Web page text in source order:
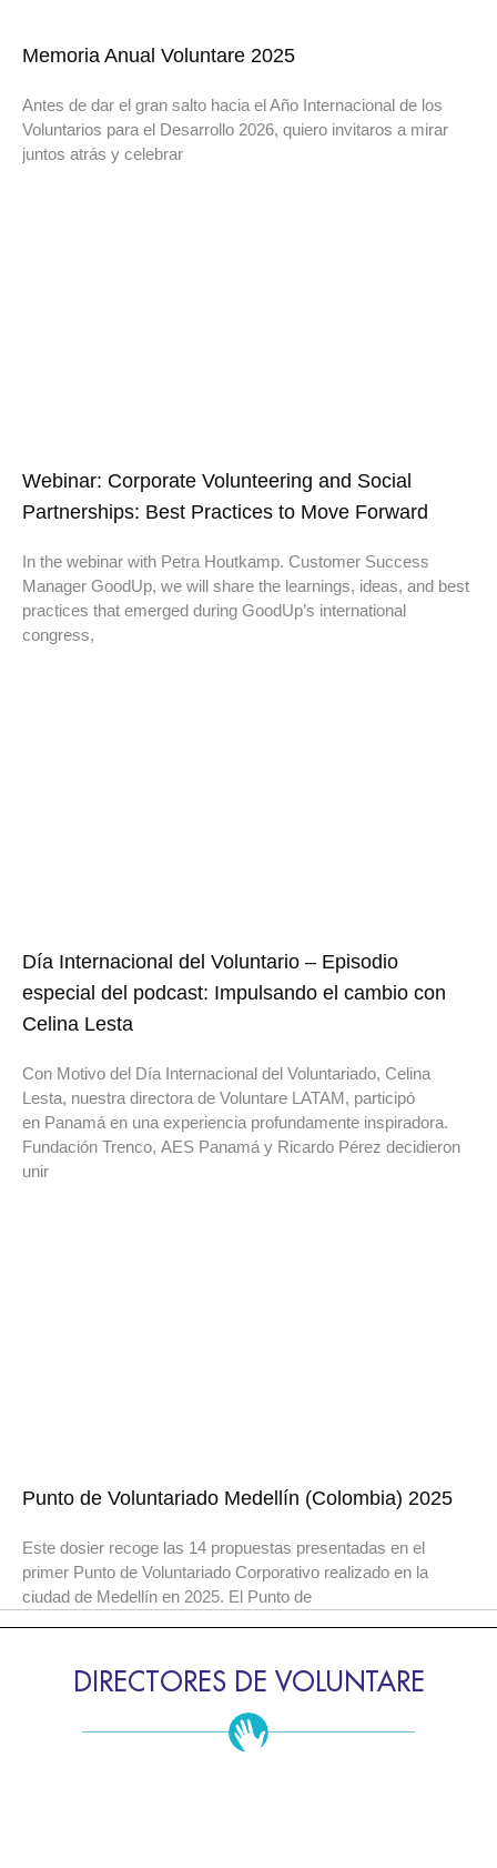
Memoria Anual Voluntare 2025
Antes de dar el gran salto hacia el Año Internacional de los
Voluntarios para el Desarrollo 2026, quiero invitaros a mirar
juntos atrás y celebrar
Webinar: Corporate Volunteering and Social
Partnerships: Best Practices to Move Forward
In the webinar with Petra Houtkamp. Customer Success
Manager GoodUp, we will share the learnings, ideas, and best
practices that emerged during GoodUp’s international
congress,
Día Internacional del Voluntario – Episodio
especial del podcast: Impulsando el cambio con
Celina Lesta
Con Motivo del Día Internacional del Voluntariado, Celina
Lesta, nuestra directora de Voluntare LATAM, participó
en Panamá en una experiencia profundamente inspiradora.
Fundación Trenco, AES Panamá y Ricardo Pérez decidieron
unir
Punto de Voluntariado Medellín (Colombia) 2025
Este dosier recoge las 14 propuestas presentadas en el
primer Punto de Voluntariado Corporativo realizado en la
ciudad de Medellín en 2025. El Punto de
DIRECTORES DE VOLUNTARE